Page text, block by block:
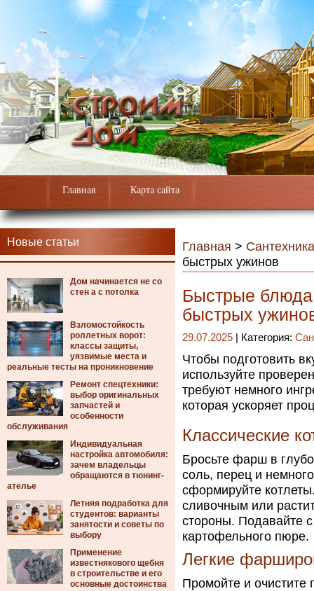
Главная Карта сайта
Новые статьи
Дом начинается не со
стен а с потолка
Взломостойкость
роллетных ворот:
классы защиты,
уязвимые места и
реальные тесты на проникновение
Ремонт спецтехники:
выбор оригинальных
запчастей и
особенности
обслуживания
Индивидуальная
настройка автомобиля:
зачем владельцы
обращаются в тюнинг-
ателье
Летняя подработка для
студентов: варианты
занятости и советы по
выбору
Применение
известнякового щебня
в строительстве и его
основные достоинства
Главная > Сантехника
быстрых ужинов
Быстрые
быстрых
29.07.2025 | Категория:
Чтобы подготовить
используйте
требуют немного
которая ускоряет
Классические
Бросьте фарш в
соль, перец и
сформируйте
сливочным или
стороны. Подавайте
картофельного пюре.
Легкие
Промойте и